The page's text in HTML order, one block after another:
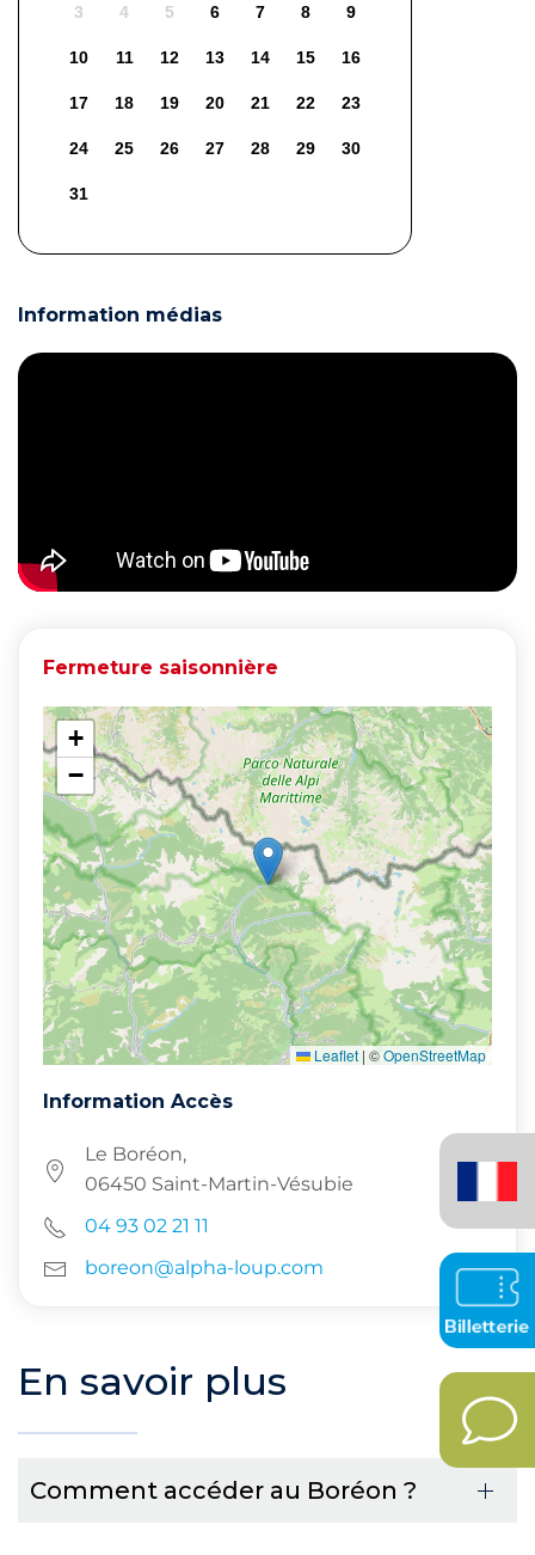
3 4 5 6 7 8 9
10 11 12 13 14 15 16
17 18 19 20 21 22 23
24 25 26 27 28 29 30
31
Information médias
Fermeture saisonnière
+
−
Leaflet | ©OpenStreetMap
Information Accès
Le Boréon,
06450 Saint-Martin-Vésubie
04 93 02 21 11
boreon@alpha-loup.com
En savoir plus
Comment accéder au Boréon ?